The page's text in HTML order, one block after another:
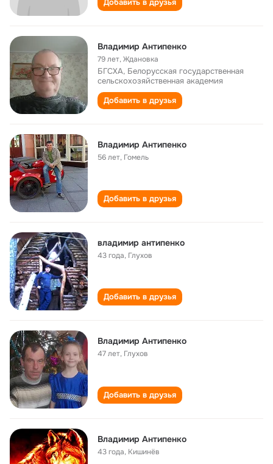
Добавить в друзья
Владимир Антипенко
79 лет,Ждановка
БГСХА, Белорусская государственная
сельскохозяйственная академия
Добавить в друзья
Владимир Антипенко
56 лет, Гомель
Добавить в друзья
владимир антипенко
43 года, Глухов
Добавить в друзья
Владимир Антипенко
47 лет, Глухов
Добавить в друзья
Владимир Антипенко
43 года, Кишинёв